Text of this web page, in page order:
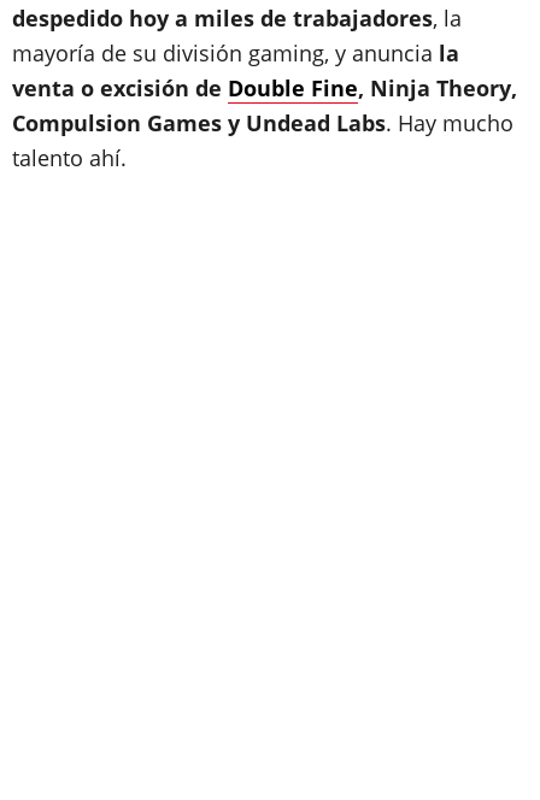
despedido hoy a miles de trabajadores, la
mayoría de su división gaming, y anuncia la
venta o excisión de Double Fine, Ninja Theory,
Compulsion Games y Undead Labs. Hay mucho
talento ahí.